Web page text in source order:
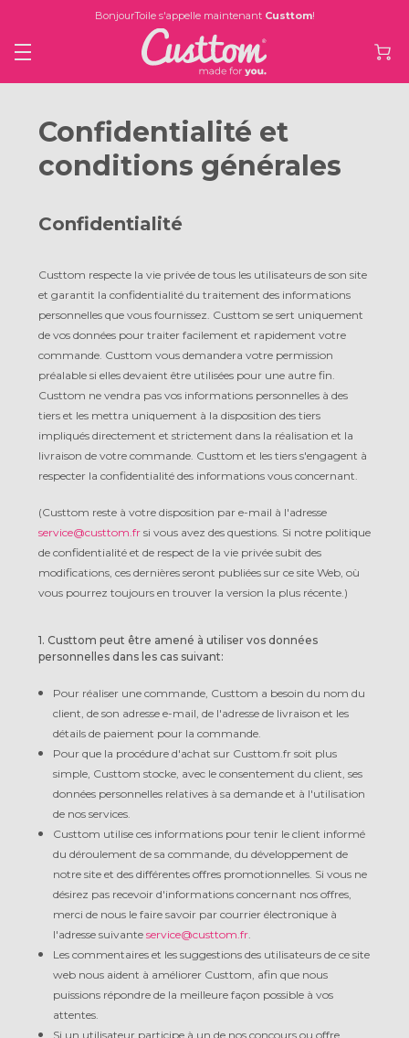
BonjourToile s'appelle maintenant Custtom!
Confidentialité et
conditions générales
Confidentialité
Custtom respecte la vie privée de tous les utilisateurs de son site
et garantit la confidentialité du traitement des informations
personnelles que vous fournissez. Custtom se sert uniquement
de vos données pour traiter facilement et rapidement votre
commande. Custtom vous demandera votre permission
préalable si elles devaient être utilisées pour une autre fin.
Custtom ne vendra pas vos informations personnelles à des
tiers et les mettra uniquement à la disposition des tiers
impliqués directement et strictement dans la réalisation et la
livraison de votre commande. Custtom et les tiers s'engagent à
respecter la confidentialité des informations vous concernant.
(Custtom reste à votre disposition par e-mail à l'adresse
service@custtom.fr si vous avez des questions. Si notre politique
de confidentialité et de respect de la vie privée subit des
modifications, ces dernières seront publiées sur ce site Web, où
vous pourrez toujours en trouver la version la plus récente.)
1. Custtom peut être amené à utiliser vos données
personnelles dans les cas suivant:
Pour réaliser une commande, Custtom a besoin du nom du
client, de son adresse e-mail, de l'adresse de livraison et les
détails de paiement pour la commande.
Pour que la procédure d'achat sur Custtom.fr soit plus
simple, Custtom stocke, avec le consentement du client, ses
données personnelles relatives à sa demande et à l'utilisation
de nos services.
Custtom utilise ces informations pour tenir le client informé
du déroulement de sa commande, du développement de
notre site et des différentes offres promotionnelles. Si vous ne
désirez pas recevoir d'informations concernant nos offres,
merci de nous le faire savoir par courrier électronique à
l'adresse suivante service@custtom.fr
Les commentaires et les suggestions des utilisateurs de ce site
web nous aident à améliorer Custtom, afin que nous
puissions répondre de la meilleure façon possible à vos
attentes.
Si un utilisateur participe à un de nos concours ou offre